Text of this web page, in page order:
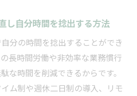
を簡単に時短する実践アイデ
を止めずにできる申請効率化
用で建設業の手続き時短を実
し自分時間を捻出する方法
分の時間を捻出することができ
長時間労働や非効率な業務慣行
な時間を削減できるからです。
ム制や週休二日制の導入、リモ